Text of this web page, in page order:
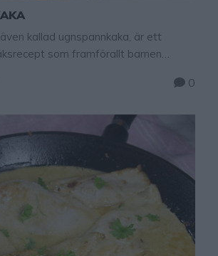
kallad ugnspannkaka, är ett
som framförallt barnen
någon minut att röra ihop och sedan
Tips! Baka ugnspannkaka med
för recept! Här hittar du fler goda
0